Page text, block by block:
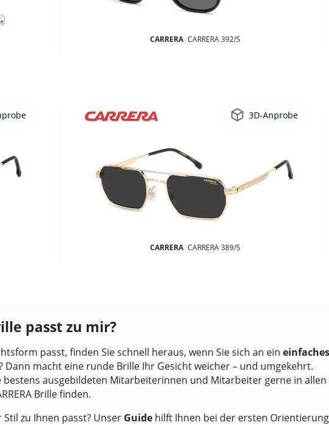
CARRERA CARRERA 392/S
CARRERA CARRERA 389/S
3D-Anprobe
passt zu mir?
passt, finden Sie schnell heraus, wenn Sie sich an ein
Dann macht eine runde Brille Ihr Gesicht weicher – und umgekehrt.
ausgebildeten Mitarbeiterinnen und Mitarbeiter gerne in
Brille finden.
zu Ihnen passt? Unser Guide hilft Ihnen bei der ersten